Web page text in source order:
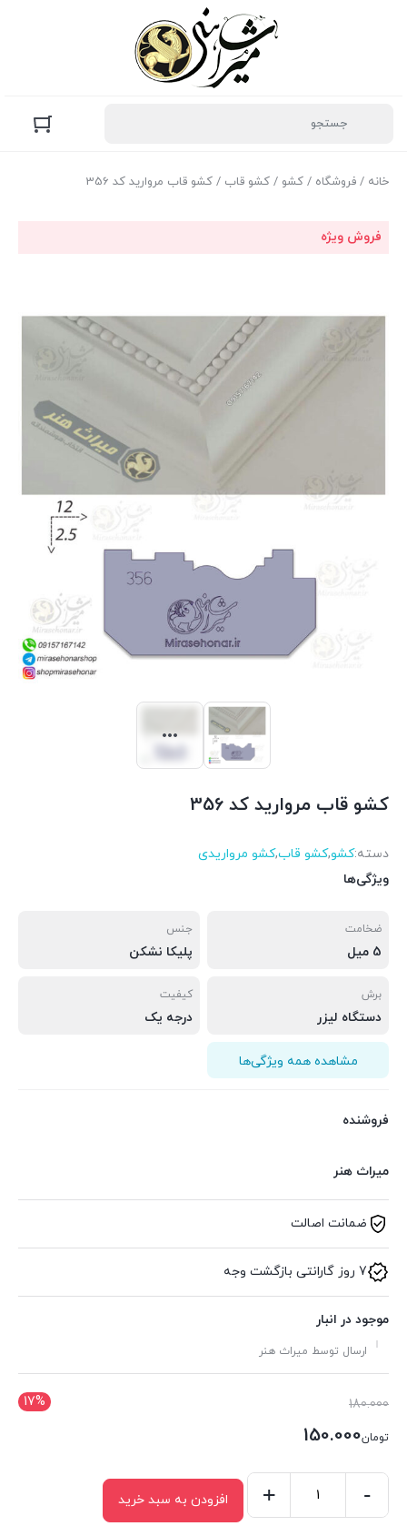
خانه / فروشگاه / کشو / کشو قاب / کشو قاب مروارید کد 356
فروش ویژه
کشو قاب مروارید کد 356
دسته:کشو,کشو قاب,کشو مرواریدی
ویژگی‌ها
ضخامت
5 میل
جنس
پلیکا نشکن
برش
دستگاه لیزر
کیفیت
درجه یک
مشاهده همه ویژگی‌ها
فروشنده
میراث هنر
ضمانت اصالت
7 روز گارانتی بازگشت وجه
موجود در انبار
ارسال توسط میراث هنر
17% 180.000قیمت
اصلی:
تومان150.000
فعلی:
تومان150.000.
-
+ افزودن به سبد خرید